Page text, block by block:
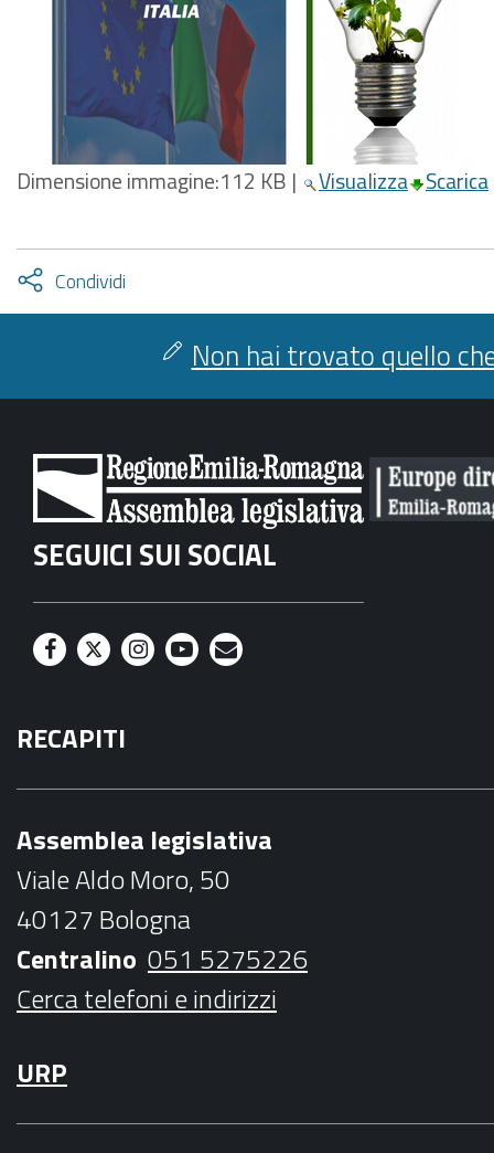
Dimensione immagine:112 KB | Visualizza Scarica
Condividi
facebook
twitter
Attiva
condividi
Non hai trovato quello
SEGUICI SUI SOCIAL
F
c
e
k
T
i
t
I
t
a
m
Y
t
b
e
M
l
RECAPITI
Assemblea legislativa
Viale Aldo Moro, 50
40127 Bologna
Centralino 051 5275226
Cerca telefoni e indirizzi
URP